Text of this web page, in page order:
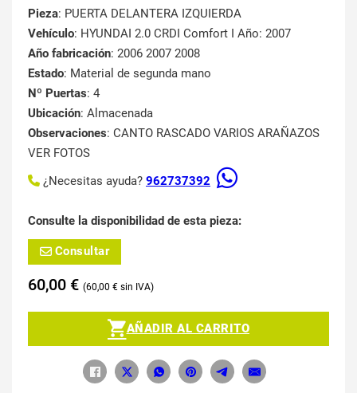
Pieza: PUERTA DELANTERA IZQUIERDA
Vehículo: HYUNDAI 2.0 CRDI Comfort I Año: 2007
Año fabricación: 2006 2007 2008
Estado: Material de segunda mano
Nº Puertas: 4
Ubicación: Almacenada
Observaciones: CANTO RASCADO VARIOS ARAÑAZOS
VER FOTOS
¿Necesitas ayuda? 962737392
Consulte la disponibilidad de esta pieza:
Consultar
60,00 € 60,00 €
AÑADIR AL CARRITO